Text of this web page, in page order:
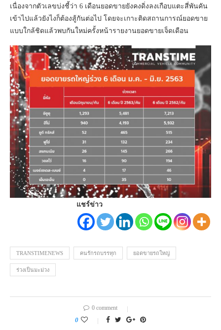
เนื่องจากตัวเลขบ่งชี้ว่า 6 เดือนยอดขายยังคงดิ่งลงเกือบแตะสี่พันคัน
เข้าไปแล้วยังไงก็ต้องสู้กันต่อไป โดยจะเกาะติดสถานการณ์ยอดขาย
แบบใกล้ชิดแล้วพบกันใหม่ครั้งหน้ารายงานยอดขายเจ็ดเดือน
แชร์ข่าว
TRANSTIMENEWS คนรักรถบรรทุก ยอดขายรถใหญ่
ร่วงเป็นมะม่วง
0 comment
0